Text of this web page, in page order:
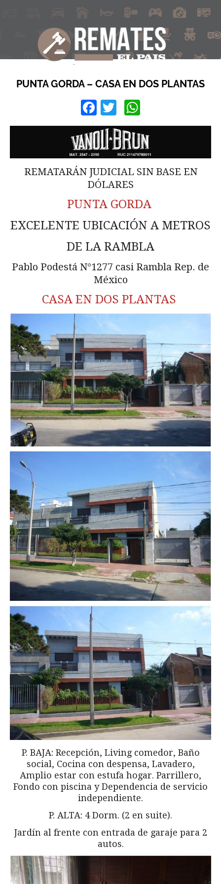
PUNTA GORDA – CASA EN DOS PLANTAS
Facebook
Twitter
REMATARÁN JUDICIAL SIN BASE EN
DÓLARES
PUNTA GORDA
EXCELENTE UBICACIÓN A METROS
DE LA RAMBLA
Pablo Podestá N°1277 casi Rambla Rep. de
México
CASA EN DOS PLANTAS
P. BAJA: Recepción, Living comedor, Baño
social, Cocina con despensa, Lavadero,
Amplio estar con estufa hogar. Parrillero,
Fondo con piscina y Dependencia de servicio
independiente.
P. ALTA: 4 Dorm. (2 en suite).
Jardín al frente con entrada de garaje para 2
autos.